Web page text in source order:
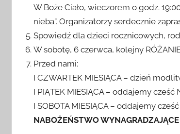
W Boże Ciało, wieczorem o godz.
nieba”. Organizatorzy serdecznie
Spowiedź dla dzieci rocznicowych,
W sobotę, 6 czerwca, kolejny
I CZWARTEK MIESIĄCA – dzień
I PIĄTEK MIESIĄCA – oddajemy
I SOBOTA MIESIĄCA – oddajemy
NABOŻEŃSTWO